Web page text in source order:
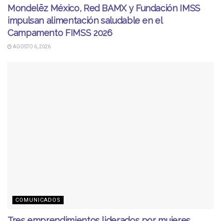
Mondelēz México, Red BAMX y Fundación IMSS
impulsan alimentación saludable en el
Campamento FIMSS 2026
AGOSTO 6, 2026
COMUNICADOS